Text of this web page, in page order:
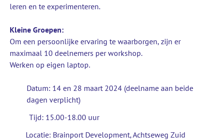
leren en te experimenteren.
Kleine Groepen:
Om een persoonlijke ervaring te waarborgen, zijn er
maximaal 10 deelnemers per workshop.
Werken op eigen laptop.
Datum: 14 en 28 maart 2024 (deelname aan beide
dagen verplicht)
Tijd: 15.00-18.00 uur
Locatie: Brainport Development, Achtseweg Zuid